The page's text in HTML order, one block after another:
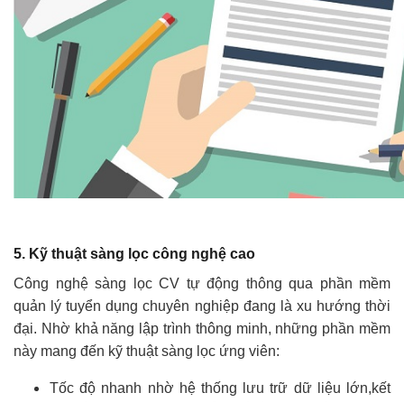
5. Kỹ thuật sàng lọc công nghệ cao
Công nghệ sàng lọc CV tự động thông qua phần mềm
quản lý tuyển dụng chuyên nghiệp đang là xu hướng thời
đại. Nhờ khả năng lập trình thông minh, những phần mềm
này mang đến kỹ thuật sàng lọc ứng viên:
Tốc độ nhanh nhờ hệ thống lưu trữ dữ liệu lớn,kết